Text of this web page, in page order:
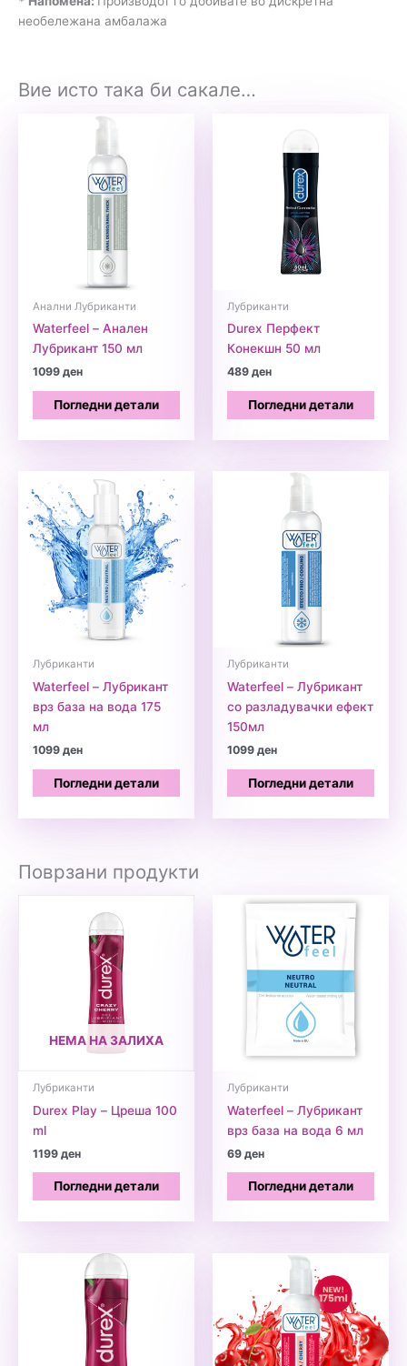
необележана амбалажа
Вие исто така би сакале…
Анални Лубриканти
Waterfeel – Анален
Лубрикант 150 мл
1099ден
Погледни детали
Лубриканти
Durex Перфект
Кoнекшн 50 мл
489ден
Погледни детали
Лубриканти
Waterfeel – Лубрикант
врз база на вода 175
мл
1099ден
Погледни детали
Лубриканти
Waterfeel – Лубрикант
со разладувачки ефект
150мл
1099ден
Погледни детали
Поврзани продукти
НЕМА НА ЗАЛИХА
Лубриканти
Durex Play – Цреша 100
ml
1199ден
Погледни детали
Лубриканти
Waterfeel – Лубрикант
врз база на вода 6 мл
69ден
Погледни детали